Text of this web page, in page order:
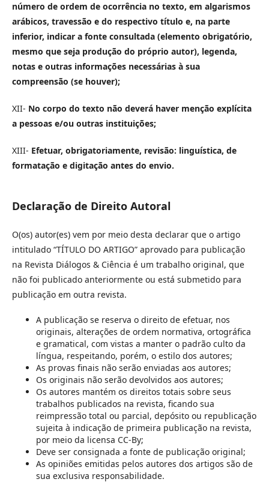
número de ordem de ocorrência no texto, em algarismos
arábicos, travessão e do respectivo título e, na parte
inferior, indicar a fonte consultada (elemento obrigatório,
mesmo que seja produção do próprio autor), legenda,
notas e outras informações necessárias à sua
compreensão (se houver);
XII- No corpo do texto não deverá haver menção explícita
a pessoas e/ou outras instituições;
XIII- Efetuar, obrigatoriamente, revisão: linguística, de
formatação e digitação antes do envio.
Declaração de Direito Autoral
O(os) autor(es) vem por meio desta declarar que o artigo
intitulado “TÍTULO DO ARTIGO” aprovado para publicação
na Revista Diálogos & Ciência é um trabalho original, que
não foi publicado anteriormente ou está submetido para
publicação em outra revista.
A publicação se reserva o direito de efetuar, nos
originais, alterações de ordem normativa, ortográfica
e gramatical, com vistas a manter o padrão culto da
língua, respeitando, porém, o estilo dos autores;
As provas finais não serão enviadas aos autores;
Os originais não serão devolvidos aos autores;
Os autores mantém os direitos totais sobre seus
trabalhos publicados na revista, ficando sua
reimpressão total ou parcial, depósito ou republicação
sujeita à indicação de primeira publicação na revista,
por meio da licensa CC-By;
Deve ser consignada a fonte de publicação original;
As opiniões emitidas pelos autores dos artigos são de
sua exclusiva responsabilidade.